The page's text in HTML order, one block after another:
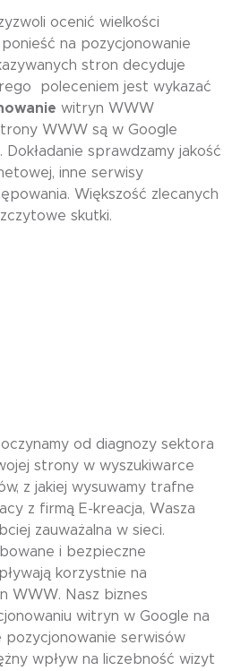
ocenić wielkości
na pozycjonowanie
stron decyduje
poleceniem jest wykazać
witryn WWW
WWW są w Google
Dokładanie sprawdzamy jakość
inne serwisy
Większość zlecanych
skutki.
od diagnozy sektora
strony w wyszukiwarce
z jakiej wysuwamy trafne
z firmą E-kreacja, Wasza
zauważalna w sieci.
i bezpieczne
korzystnie na
WWW. Nasz biznes
witryn w Google na
pozycjonowanie serwisów
wpływ na liczebność wizyt